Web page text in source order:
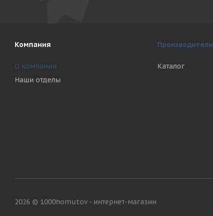
Компания
О компании
Наши отделы
Производители
Каталог
2026 © 1000homutov - интернет-магазин